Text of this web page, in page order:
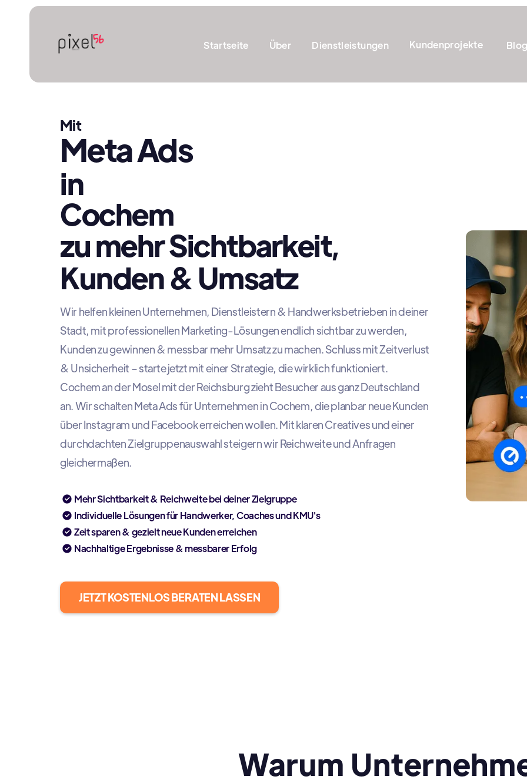
Startseite Über Dienstleistungen Kundenprojekte
Mit
Meta Ads
in
Cochem
zu mehr Sichtbarkeit,
Kunden & Umsatz
Wir helfen kleinen Unternehmen, Dienstleistern & Handwerksbetrieben in deiner
Stadt, mit professionellen Marketing-Lösungen endlich sichtbar zu werden,
Kunden zu gewinnen & messbar mehr Umsatz zu machen. Schluss mit Zeitverlust
& Unsicherheit – starte jetzt mit einer Strategie, die wirklich funktioniert.
Cochem an der Mosel mit der Reichsburg zieht Besucher aus ganz Deutschland
an. Wir schalten Meta Ads für Unternehmen in Cochem, die planbar neue Kunden
über Instagram und Facebook erreichen wollen. Mit klaren Creatives und einer
durchdachten Zielgruppenauswahl steigern wir Reichweite und Anfragen
gleichermaßen.
Mehr Sichtbarkeit & Reichweite bei deiner Zielgruppe
Individuelle Lösungen für Handwerker, Coaches und KMU's
Zeit sparen & gezielt neue Kunden erreichen
Nachhaltige Ergebnisse & messbarer Erfolg
JETZT KOSTENLOS BERATEN LASSEN
Warum